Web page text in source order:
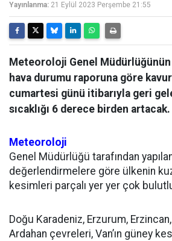
Yayınlanma: 21 Eylül 2023 Perşembe 21:55
Meteoroloji Genel Müdürlüğünün
hava durumu raporuna göre
cumartesi günü itibarıyla geri
sıcaklığı 6 derece birden artacak.
Meteoroloji
Genel Müdürlüğü tarafından
değerlendirmelere göre ülkenin
kesimleri parçalı yer yer çok
Doğu Karadeniz, Erzurum, Erzincan,
Ardahan çevreleri, Van’ın güney